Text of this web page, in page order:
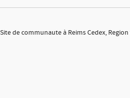
de communaute à Reims Cedex,